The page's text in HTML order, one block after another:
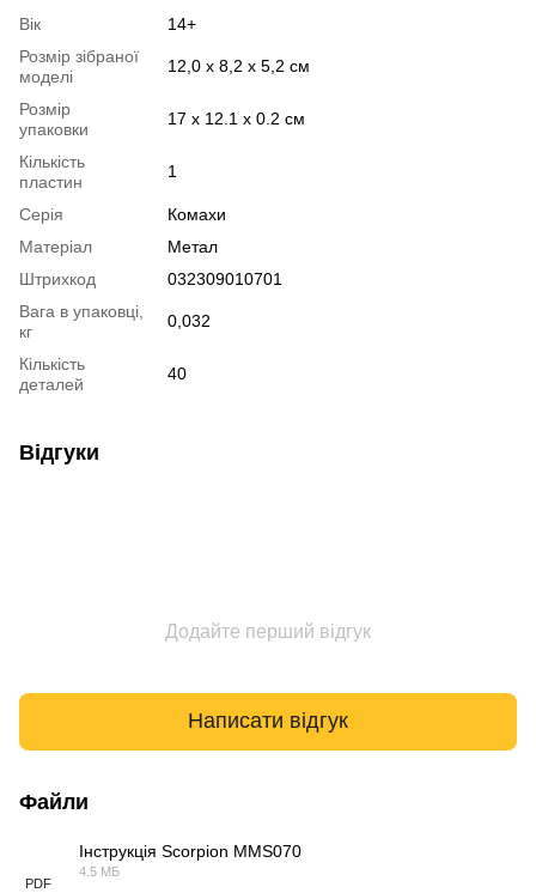
Вік
14+
Розмір зібраної
моделі
12,0 x 8,2 x 5,2 см
Розмір
упаковки
17 х 12.1 х 0.2 см
Кількість
пластин
1
Серія
Комахи
Матеріал
Метал
Штрихкод
032309010701
Вага в упаковці,
кг
0,032
Кількість
деталей
40
Відгуки
Додайте перший відгук
Написати відгук
Файли
PDF
Інструкція Scorpion MMS070
4.5 МБ